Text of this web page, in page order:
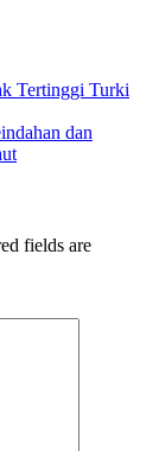
Tertinggi Turki
dan
fields are